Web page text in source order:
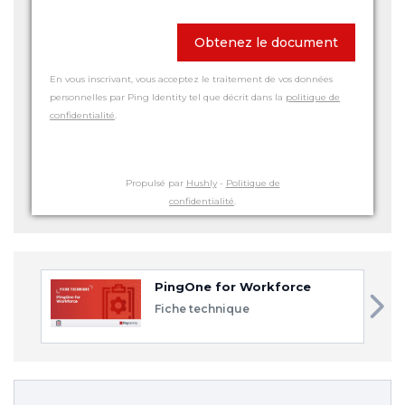
Obtenez le document
En vous inscrivant, vous acceptez le traitement de vos données
personnelles par Ping Identity tel que décrit dans la politique de
confidentialité.
Propulsé par Hushly- Politique de
confidentialité.
PingOne for Workforce
Fiche technique